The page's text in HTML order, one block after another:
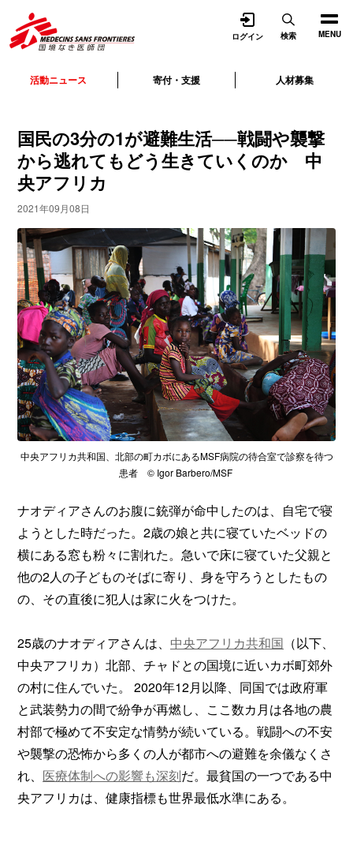
MENU
活動ニュース 寄付・支援 人材募集
ログイン 検索
国民の3分の1が避難生活──戦闘や襲撃
から逃れてもどう生きていくのか 中
央アフリカ
2021年09月08日
中央アフリカ共和国、北部の町カボにあるMSF病院の待合室で診察を待つ
患者 © Igor Barbero/MSF
ナオディアさんのお腹に銃弾が命中したのは、自宅で寝
ようとした時だった。2歳の娘と共に寝ていたベッドの
横にある窓も粉々に割れた。急いで床に寝ていた父親と
他の2人の子どものそばに寄り、身を守ろうとしたもの
の、その直後に犯人は家に火をつけた。
25歳のナオディアさんは、 中央アフリカ共和国 （以下、
中央アフリカ）北部、チャドとの国境に近いカボ町郊外
の村に住んでいた。 2020年12月以降、同国では政府軍
と武装勢力の間で紛争が再燃し、ここ数カ月は各地の農
村部で極めて不安定な情勢が続いている。戦闘への不安
や襲撃の恐怖から多くの人が都市への避難を余儀なくさ
れ、 医療体制への影響も深刻だ。最貧国の一つである中
央アフリカは、健康指標も世界最低水準にある。